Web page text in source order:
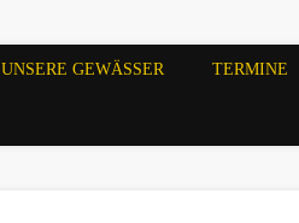
UNSERE GEWÄSSER TERMINE